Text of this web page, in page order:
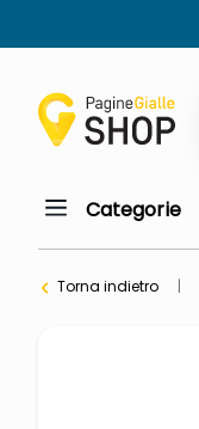
Categorie
Torna indietro